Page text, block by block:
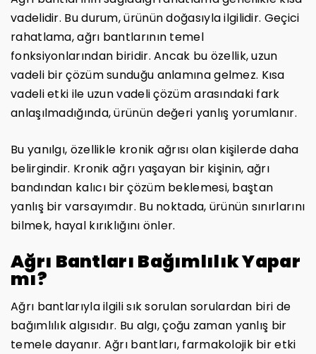
vadelidir. Bu durum, ürünün doğasıyla ilgilidir. Geçici
rahatlama, ağrı bantlarının temel
fonksiyonlarından biridir. Ancak bu özellik, uzun
vadeli bir çözüm sunduğu anlamına gelmez. Kısa
vadeli etki ile uzun vadeli çözüm arasındaki fark
anlaşılmadığında, ürünün değeri yanlış yorumlanır.
Bu yanılgı, özellikle kronik ağrısı olan kişilerde daha
belirgindir. Kronik ağrı yaşayan bir kişinin, ağrı
bandından kalıcı bir çözüm beklemesi, baştan
yanlış bir varsayımdır. Bu noktada, ürünün sınırlarını
bilmek, hayal kırıklığını önler.
Ağrı Bantları Bağımlılık Yapar
mı?
Ağrı bantlarıyla ilgili sık sorulan sorulardan biri de
bağımlılık algısıdır. Bu algı, çoğu zaman yanlış bir
temele dayanır. Ağrı bantları, farmakolojik bir etki